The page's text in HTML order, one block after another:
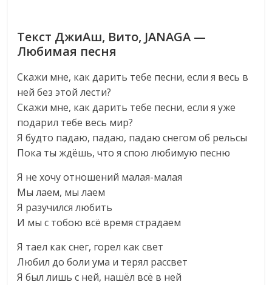
Текст ДжиАш, Вито, JANAGA —
Любимая песня
Скажи мне, как дарить тебе песни, если я весь в
ней без этой лести?
Скажи мне, как дарить тебе песни, если я уже
подарил тебе весь мир?
Я будто падаю, падаю, падаю снегом об рельсы
Пока ты ждёшь, что я спою любимую песню
Я не хочу отношений малая-малая
Мы лаем, мы лаем
Я разучился любить
И мы с тобою всё время страдаем
Я таел как снег, горел как свет
Любил до боли ума и терял рассвет
Я был лишь с ней, нашёл всё в ней